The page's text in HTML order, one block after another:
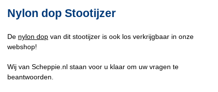
Nylon dop Stootijzer
De nylon dop van dit stootijzer is ook los verkrijgbaar in onze
webshop!
Wij van Scheppie.nl staan voor u klaar om uw vragen te
beantwoorden.